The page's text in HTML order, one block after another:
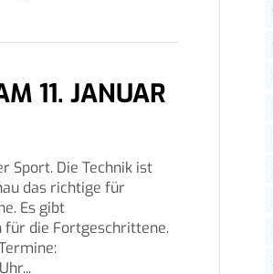
11. JANUAR
Sport. Die Technik ist
das richtige für
Es gibt
für die Fortgeschrittene.